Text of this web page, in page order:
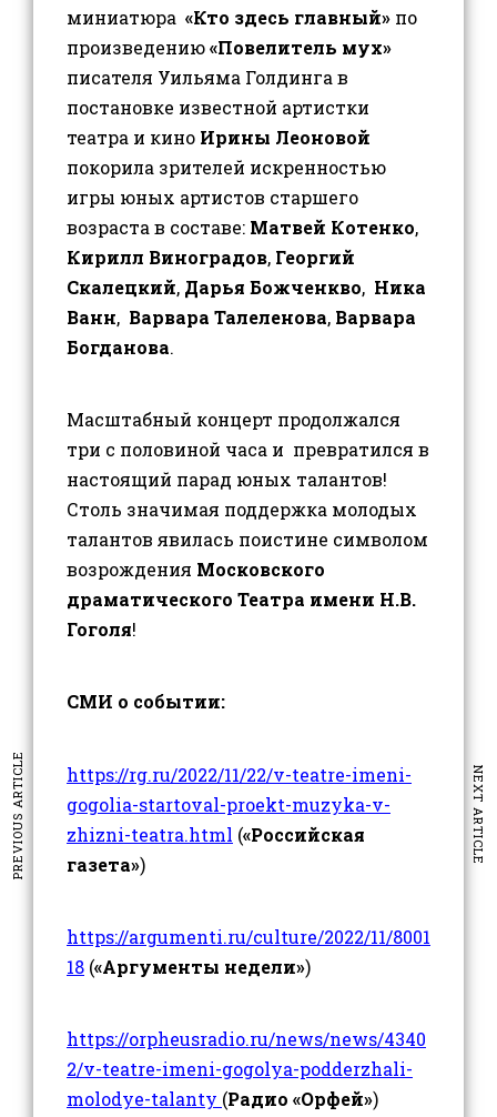
миниатюра «Кто здесь главный» по
произведению«Повелитель мух»
писателя Уильяма Голдинга в
постановке известной артистки
театра и кино Ирины Леоновой
покорила зрителей искренностью
игры юных артистов старшего
возраста в составе: Матвей Котенко,
Кирилл Виноградов, Георгий
Скалецкий, Дарья Божченкво, Ника
Ванн, Варвара Талеленова, Варвара
Богданова.
Масштабный концерт продолжался
три с половиной часа и превратился в
настоящий парад юных талантов!
Столь значимая поддержка молодых
талантов явилась поистине символом
возрождения Московского
драматического Театра имени Н.В.
Гоголя!
СМИ о событии:
https://rg.ru/2022/11/22/v-teatre-imeni-
gogolia-startoval-proekt-muzyka-v-
zhizni-teatra.html («Российская
газета»)
https://argumenti.ru/culture/2022/11/8001
18 («Аргументы недели»)
https://orpheusradio.ru/news/news/4340
2/v-teatre-imeni-gogolya-podderzhali-
molodye-talanty (Радио «Орфей»)
PREVIOUS ARTICLE NEXT ARTICLE